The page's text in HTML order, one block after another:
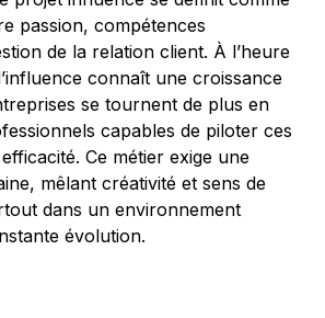
passion, compétences
de la relation client. À l’heure
connaît une croissance
se tournent de plus en
capables de piloter ces
Ce métier exige une
mêlant créativité et sens de
dans un environnement
évolution.